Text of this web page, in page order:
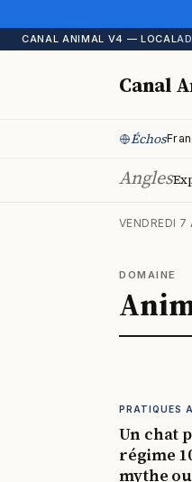
CANAL ANIMAL V4 — LOCAL
Canal
Échos
Angles
VENDREDI
DOMAINE
PRATIQUES
Un chat
régime
mythe